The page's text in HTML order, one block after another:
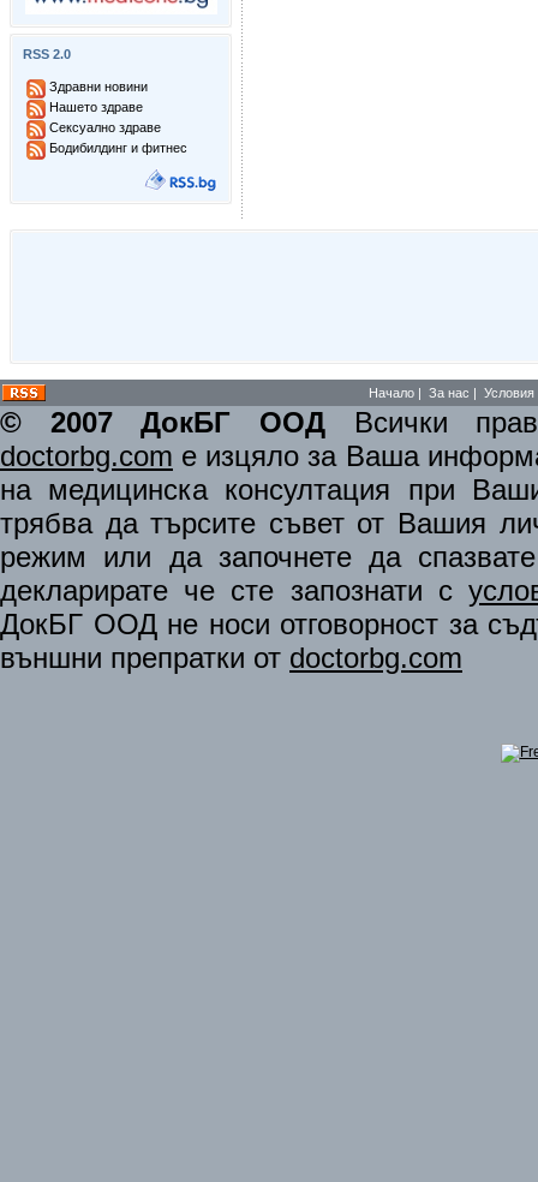
RSS 2.0
Здравни новини
Нашето здраве
Сексуално здраве
Бодибилдинг и фитнес
Начало | За нас | Условия
© 2007 ДокБГ ООД Всички
doctorbg.com е изцяло за Ваша
на медицинска консултация при
трябва да търсите съвет от Вашия
режим или да започнете да
декларирате че сте запознати с
ДокБГ ООД не носи отговорност за
външни препратки от doctorbg.com